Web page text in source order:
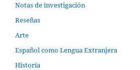
Notas de investigación
Reseñas
Arte
Español como Lengua Extranjera
Historia